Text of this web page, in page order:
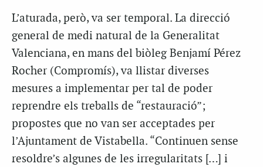
L’aturada, però, va ser temporal. La direcció
general de medi natural de la Generalitat
Valenciana, en mans del biòleg Benjamí Pérez
Rocher (Compromís), va llistar diverses
mesures a implementar per tal de poder
reprendre els treballs de “restauració”;
propostes que no van ser acceptades per
l’Ajuntament de Vistabella. “Continuen sense
resoldre’s algunes de les irregularitats […] i